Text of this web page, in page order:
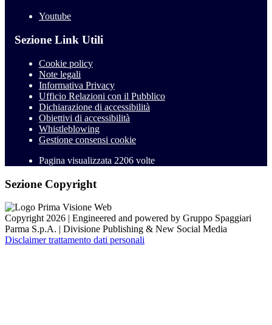
Youtube
Sezione Link Utili
Cookie policy
Note legali
Informativa Privacy
Ufficio Relazioni con il Pubblico
Dichiarazione di accessibilità
Obiettivi di accessibilità
Whistleblowing
Gestione consensi cookie
Pagina visualizzata 2206 volte
Sezione Copyright
Copyright 2026 | Engineered and powered by Gruppo Spaggiari
Parma S.p.A. | Divisione Publishing & New Social Media
Disclaimer trattamento dati personali